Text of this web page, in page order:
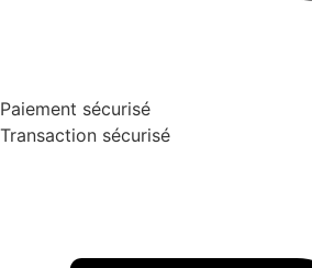
Paiement sécurisé
Transaction sécurisé